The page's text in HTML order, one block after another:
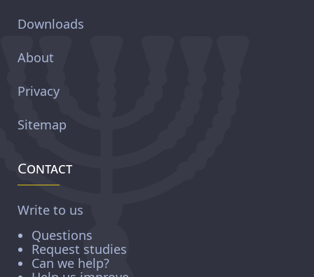
Downloads
About
Privacy
Sitemap
Contact
Write to us
Questions
Request studies
Can we help?